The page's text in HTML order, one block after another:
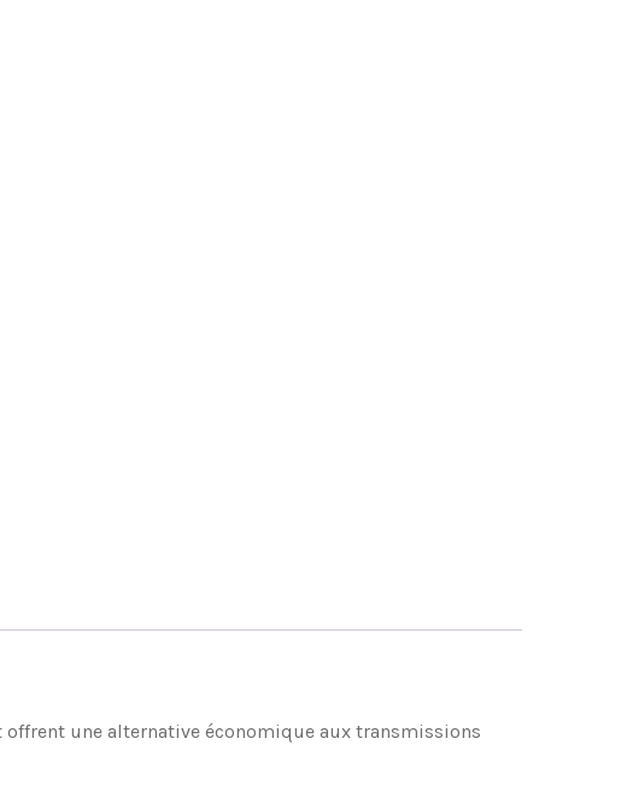
une alternative économique aux transmissions